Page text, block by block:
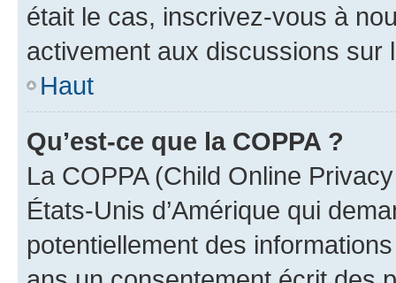
était le cas, inscrivez-vous à
activement aux discussions sur
Haut
Qu’est-ce que la COPPA ?
La COPPA (Child Online
États-Unis d’Amérique qui
potentiellement des